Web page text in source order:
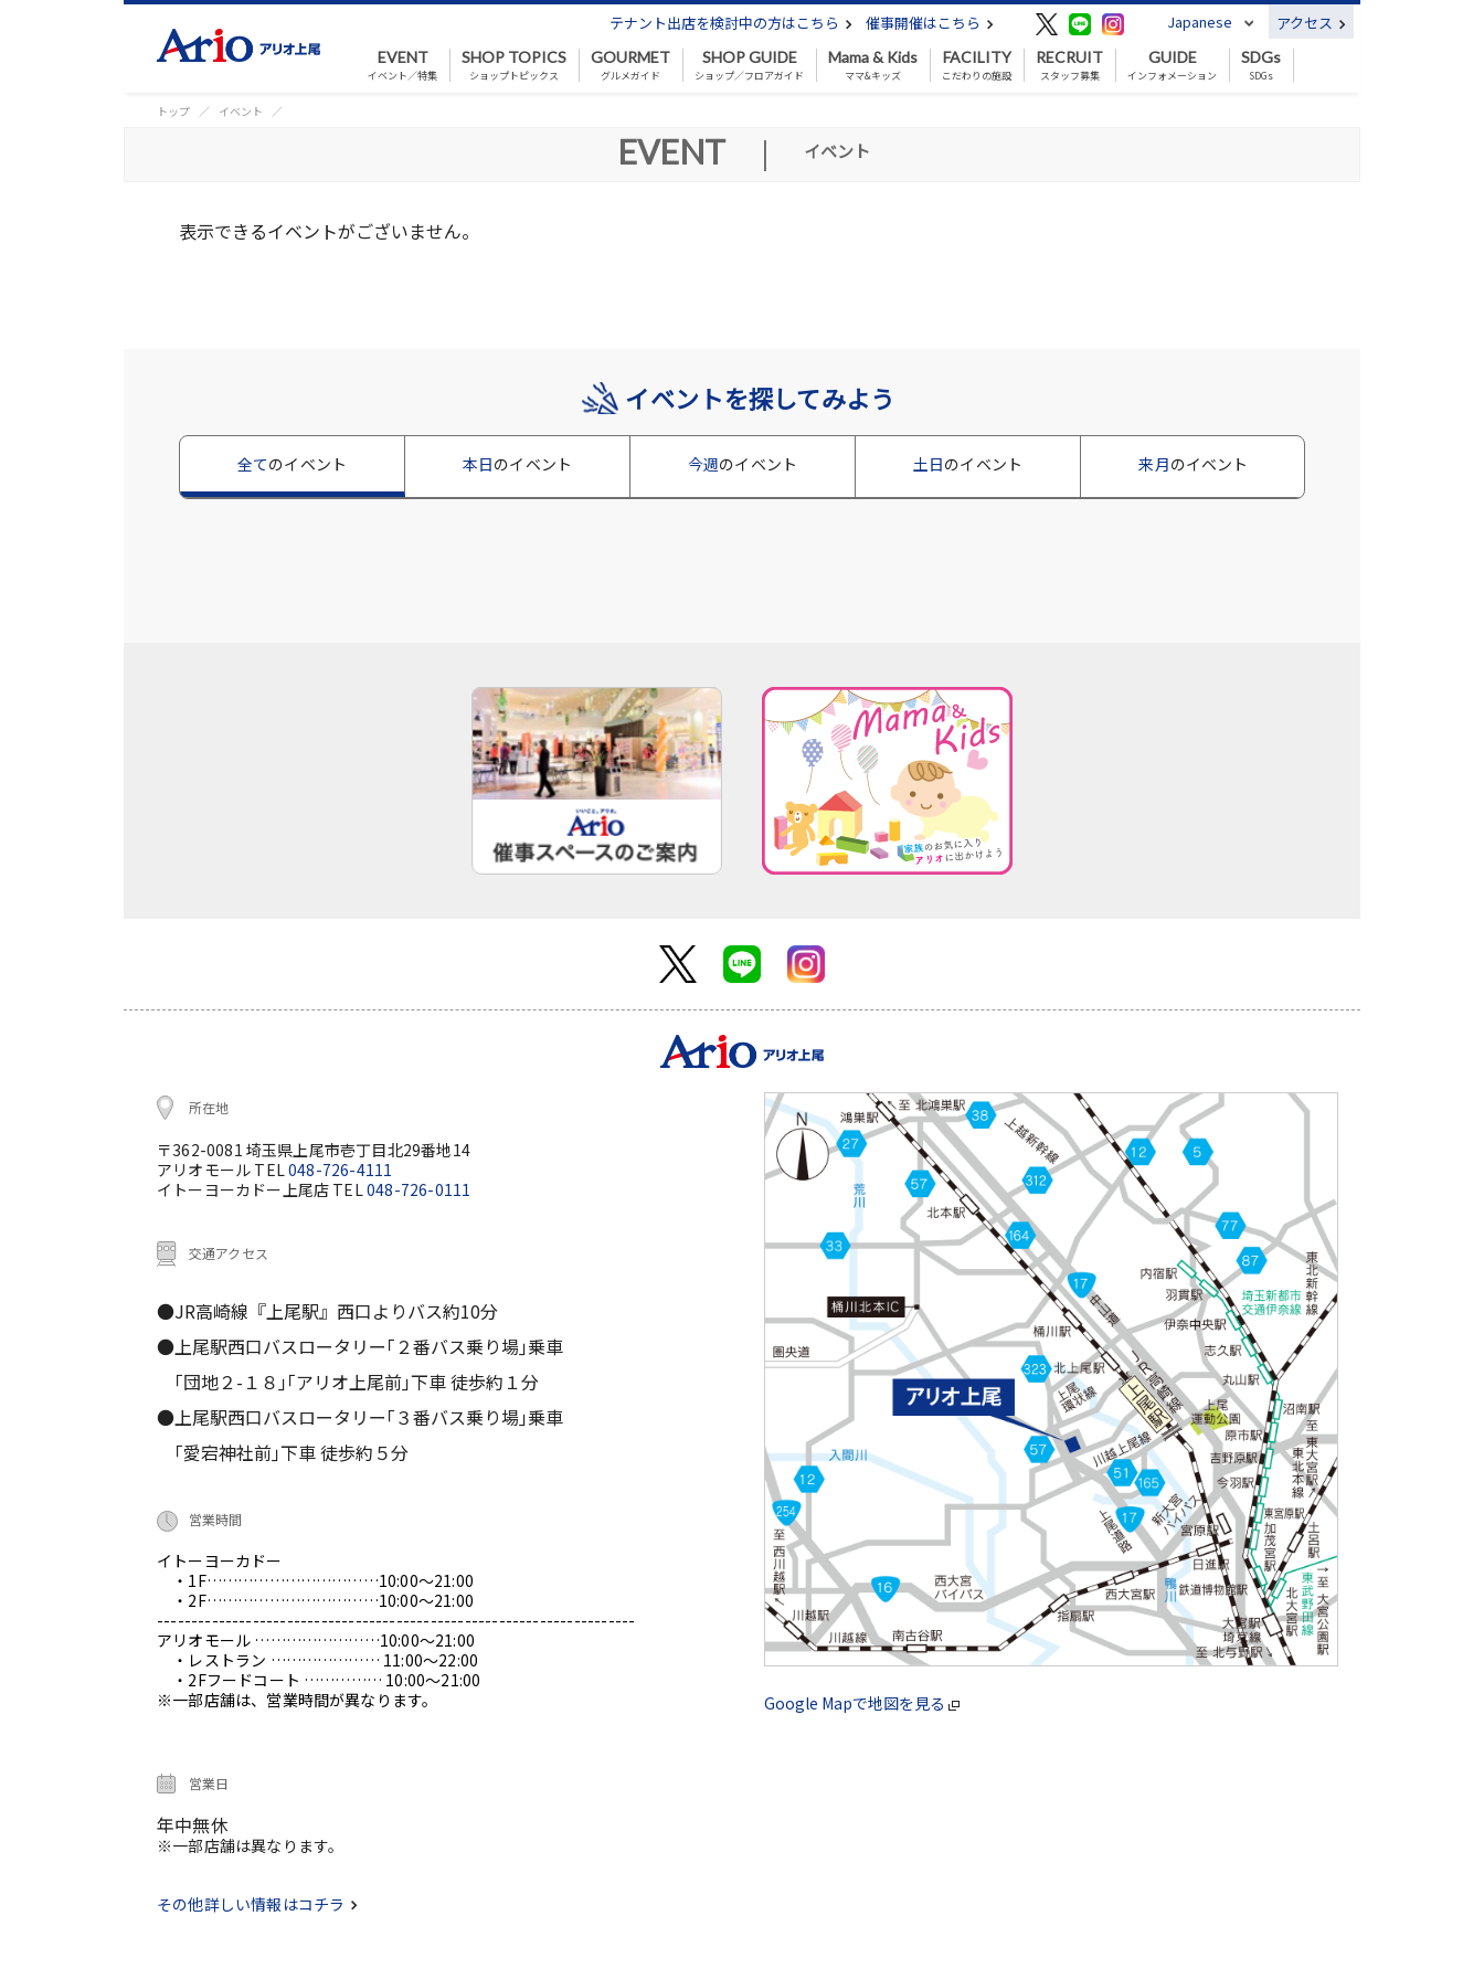
テナント出店を検討中の方はこちら 催事開催はこちら Japanese アクセス
EVENT
イベント／特集
SHOP TOPICS
ショップトピックス
GOURMET
グルメガイド
SHOP GUIDE
ショップ／フロアガイド
Mama & Kids
ママ&キッズ
FACILITY
こだわりの施設
RECRUIT
スタッフ募集
GUIDE
インフォメーション
SDGs
SDGs
トップ イベント
EVENT | イベント
表示できるイベントがございません。
イベントを探してみよう
全てのイベント 本日のイベント 今週のイベント 土日のイベント 来月のイベント
所在地
〒362-0081 埼玉県上尾市壱丁目北29番地14
アリオモール TEL048-726-4111
イトーヨーカドー上尾店 TEL048-726-0111
交通アクセス
●JR高崎線『上尾駅』西口よりバス約10分
●上尾駅西口バスロータリー｢２番バス乗り場｣乗車
｢団地２-１８｣｢アリオ上尾前｣下車 徒歩約１分
●上尾駅西口バスロータリー｢３番バス乗り場｣乗車
｢愛宕神社前｣下車 徒歩約５分
営業時間
イトーヨーカドー
・1F……………………………10:00～21:00
・2F……………………………10:00～21:00
----------------------------------------------------------------------
アリオモール ……………………10:00～21:00
・レストラン ………………… 11:00～22:00
・2Fフードコート …………… 10:00～21:00
※一部店舗は、営業時間が異なります。
営業日
年中無休
※一部店舗は異なります。
その他詳しい情報はコチラ
Google Mapで地図を見る